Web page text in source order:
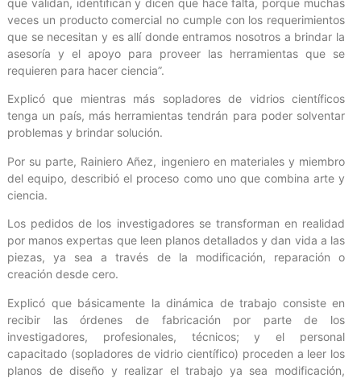
que validan, identifican y dicen que hace falta, porque muchas
veces un producto comercial no cumple con los requerimientos
que se necesitan y es allí donde entramos nosotros a brindar la
asesoría y el apoyo para proveer las herramientas que se
requieren para hacer ciencia”.
Explicó que mientras más sopladores de vidrios científicos
tenga un país, más herramientas tendrán para poder solventar
problemas y brindar solución.
Por su parte, Rainiero Añez, ingeniero en materiales y miembro
del equipo, describió el proceso como uno que combina arte y
ciencia.
Los pedidos de los investigadores se transforman en realidad
por manos expertas que leen planos detallados y dan vida a las
piezas, ya sea a través de la modificación, reparación o
creación desde cero.
Explicó que básicamente la dinámica de trabajo consiste en
recibir las órdenes de fabricación por parte de los
investigadores, profesionales, técnicos; y el personal
capacitado (sopladores de vidrio científico) proceden a leer los
planos de diseño y realizar el trabajo ya sea modificación,